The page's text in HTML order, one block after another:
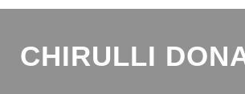
CHIRULLI